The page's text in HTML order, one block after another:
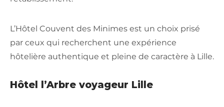
L’Hôtel Couvent des Minimes est un choix prisé
par ceux qui recherchent une expérience
hôtelière authentique et pleine de caractère à Lille.
Hôtel l’Arbre voyageur Lille